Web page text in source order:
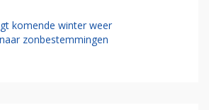
komende winter weer
zonbestemmingen